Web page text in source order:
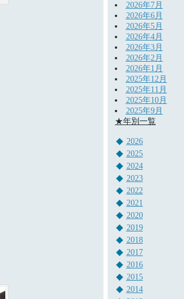
2026年7月
2026年6月
2026年5月
2026年4月
2026年3月
2026年2月
2026年1月
2025年12月
2025年11月
2025年10月
2025年9月
★年別一覧
2026
2025
2024
2023
2022
2021
2020
2019
2018
2017
2016
2015
2014